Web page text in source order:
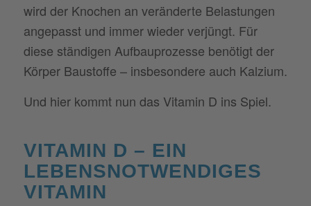
wird der Knochen an veränderte Belastungen
angepasst und immer wieder verjüngt. Für
diese ständigen Aufbauprozesse benötigt der
Körper Baustoffe – insbesondere auch Kalzium.
Und hier kommt nun das Vitamin D ins Spiel.
VITAMIN D – EIN
LEBENSNOTWENDIGES
VITAMIN